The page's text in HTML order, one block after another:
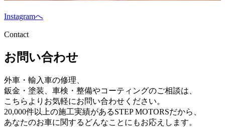
Instagramへ
Contact
お問い合わせ
外車・輸入車の修理、
鈑金・塗装、車検・整備やコーティングのご相談は、
こちらよりお気軽にお問い合わせください。
20,000件以上の施工実績があるSTEP MOTORSだから、
あなたのお車に関するどんなことにもお応えします。